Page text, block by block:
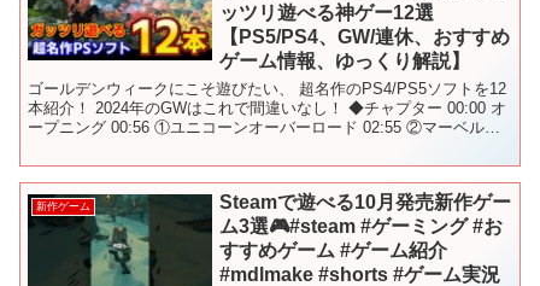
ッツリ遊べる神ゲー12選
【PS5/PS4、GW/連休、おすすめ
ゲーム情報、ゆっくり解説】
ゴールデンウィークにこそ遊びたい、 超名作のPS4/PS5ソフトを12
本紹介！ 2024年のGWはこれで間違いなし！ ◆チャプター 00:00 オ
ープニング 00:56 ①ユニコーンオーバーロード 02:55 ②マーベルス
新作ゲーム
Steamで遊べる10月発売新作ゲー
ム3選🎮#steam #ゲーミング #お
すすめゲーム #ゲーム紹介
#mdlmake #shorts #ゲーム実況